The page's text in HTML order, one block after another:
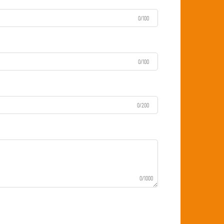
0/100
0/100
0/200
0/1000